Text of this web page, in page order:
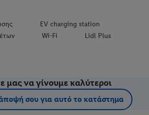
EV charging station
Wi-Fi Lidl Plus
μας να γίνουμε καλύτεροι
σου για αυτό το κατάστημα